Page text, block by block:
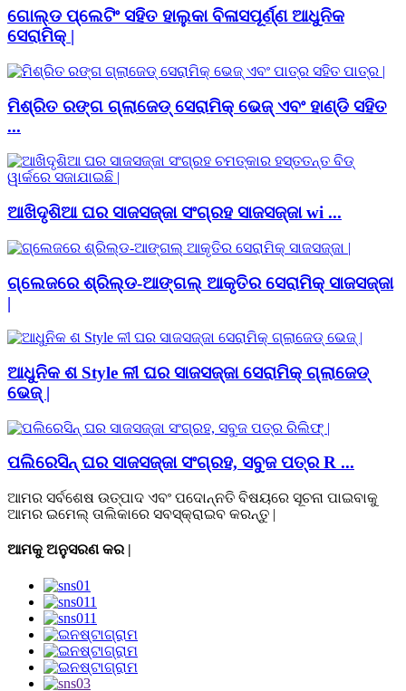
ଗୋଲ୍ଡ ପ୍ଲେଟିଂ ସହିତ ହାଲୁକା ବିଳାସପୂର୍ଣ୍ଣ ଆଧୁନିକ
ସେରାମିକ୍ |
ମିଶ୍ରିତ ରଙ୍ଗ ଗ୍ଲାଜେଡ୍ ସେରାମିକ୍ ଭେଜ୍ ଏବଂ ହାଣ୍ଡି ସହିତ
...
ଆଖିଦୃଶିଆ ଘର ସାଜସଜ୍ଜା ସଂଗ୍ରହ ସାଜସଜ୍ଜା wi ...
ଗ୍ଲେଜରେ ଶ୍ରିଲ୍ଡ-ଆଙ୍ଗଲ୍ ଆକୃତିର ସେରାମିକ୍ ସାଜସଜ୍ଜା
|
ଆଧୁନିକ ଶ Style ଳୀ ଘର ସାଜସଜ୍ଜା ସେରାମିକ୍ ଗ୍ଲାଜେଡ୍
ଭେଜ୍ |
ପଲିରେସିନ୍ ଘର ସାଜସଜ୍ଜା ସଂଗ୍ରହ, ସବୁଜ ପତ୍ର R ...
ଆମର ସର୍ବଶେଷ ଉତ୍ପାଦ ଏବଂ ପଦୋନ୍ନତି ବିଷୟରେ ସୂଚନା ପାଇବାକୁ
ଆମର ଇମେଲ୍ ତାଲିକାରେ ସବସ୍କ୍ରାଇବ କରନ୍ତୁ |
ଆମକୁ ଅନୁସରଣ କର |